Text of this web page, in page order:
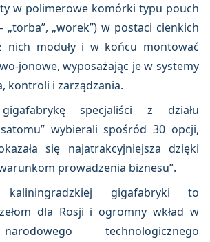
w polimerowe komórki typu pouch
„worek”) w postaci cienkich
nich moduły i w końcu montować
jonowe, wyposażając je w systemy
kontroli i zarządzania.
specjaliści z działu
wybierali spośród 30 opcji,
się najatrakcyjniejsza dzięki
prowadzenia biznesu”.
kaliningradzkiej gigafabryki to
dla Rosji i ogromny wkład w
technologicznego